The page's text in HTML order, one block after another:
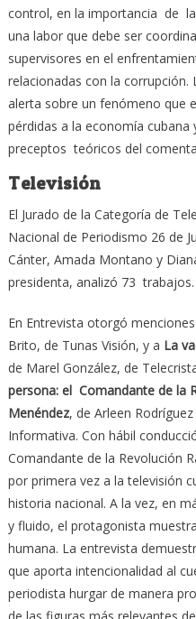
control, en la importancia de
una labor que debe ser
supervisores en el
relacionadas con la
alerta sobre un fenómeno que
pérdidas a la economía
preceptos teóricos del
Televisión
El Jurado de la Categoría de
Nacional de Periodismo 26 de
Cánter, Amada Montano y
presidenta, analizó 73 trabajos.
En Entrevista otorgó
Brito, de Tunas Visión, y a La
de Marel González, de
persona: el Comandante de la
Menéndez, de Arleen
Informativa. Con hábil
Comandante de la Revolución
por primera vez a la televisión
historia nacional. A la vez, en
y fluido, el protagonista
humana. La entrevista
que aporta intencionalidad al
periodista hurgar de manera